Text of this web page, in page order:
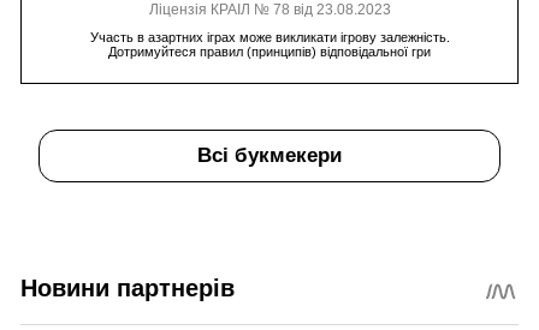
Ліцензія КРАІЛ № 78 від 23.08.2023
Участь в азартних іграх може викликати ігрову залежність.
Дотримуйтеся правил (принципів) відповідальної гри
Всі букмекери